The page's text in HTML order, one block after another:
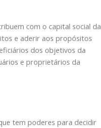
com o capital social da
e aderir aos propósitos
dos objetivos da
e proprietários da
tem poderes para decidir